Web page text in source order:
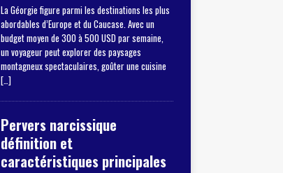
La Géorgie figure parmi les destinations les plus
abordables d’Europe et du Caucase. Avec un
budget moyen de 300 à 500 USD par semaine,
un voyageur peut explorer des paysages
montagneux spectaculaires, goûter une cuisine
[…]
Pervers narcissique
définition et
caractéristiques principales